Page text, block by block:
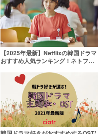
【2025年最新】Netflixの韓国ドラマ
おすすめ人気ランキング！ネトフリ